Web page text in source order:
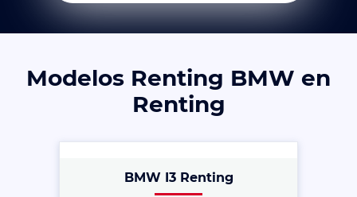
Modelos Renting BMW en
Renting
BMW I3 Renting